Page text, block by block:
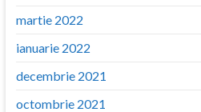
martie 2022
ianuarie 2022
decembrie 2021
octombrie 2021